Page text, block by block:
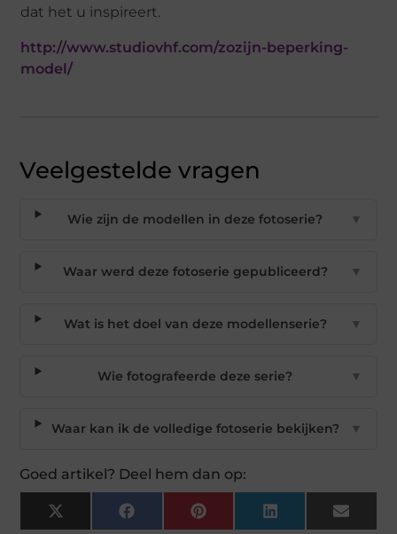
dat het u inspireert.
http://www.studiovhf.com/zozijn-beperking-
model/
Veelgestelde vragen
Wie zijn de modellen in deze fotoserie? ▼
Waar werd deze fotoserie gepubliceerd? ▼
Wat is het doel van deze modellenserie? ▼
Wie fotografeerde deze serie? ▼
Waar kan ik de volledige fotoserie bekijken? ▼
Goed artikel? Deel hem dan op:
X
(Twitter)
Facebook Pinterest LinkedIn Email